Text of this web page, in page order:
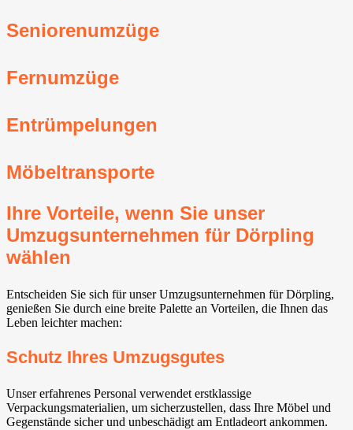
Seniorenumzüge
Fernumzüge
Entrümpelungen
Möbeltransporte
Ihre Vorteile, wenn Sie unser
Umzugsunternehmen für Dörpling
wählen
Entscheiden Sie sich für unser Umzugsunternehmen für Dörpling,
genießen Sie durch eine breite Palette an Vorteilen, die Ihnen das
Leben leichter machen:
Schutz Ihres Umzugsgutes
Unser erfahrenes Personal verwendet erstklassige
Verpackungsmaterialien, um sicherzustellen, dass Ihre Möbel und
Gegenstände sicher und unbeschädigt am Entladeort ankommen.